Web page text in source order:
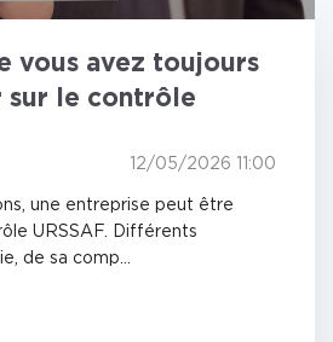
vous avez toujours
sur le contrôle
12/05/2026 11:00
une entreprise peut être
URSSAF. Différents
de sa comp...